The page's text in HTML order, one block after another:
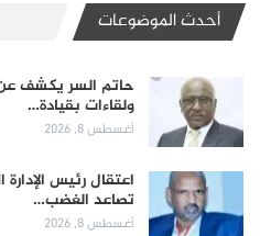
أحدث الموضوعات
حاتم السر يكشف
ولقاءات بقيادة…
أغسطس 8, 2026
اعتقال رئيس
تصاعد الغضب…
أغسطس 8, 2026